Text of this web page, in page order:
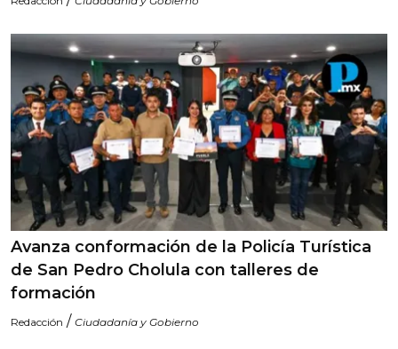
Avanza conformación de la Policía Turística
de San Pedro Cholula con talleres de
formación
Redacción / Ciudadanía y Gobierno